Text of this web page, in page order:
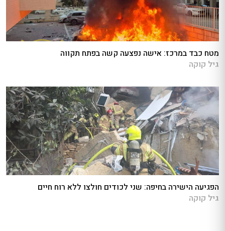
מטח כבד במרכז: אישה נפצעה קשה בפתח תקווה
גיל קוקה
הפגיעה הישירה בחיפה: שני לכודים חולצו ללא רוח חיים
גיל קוקה